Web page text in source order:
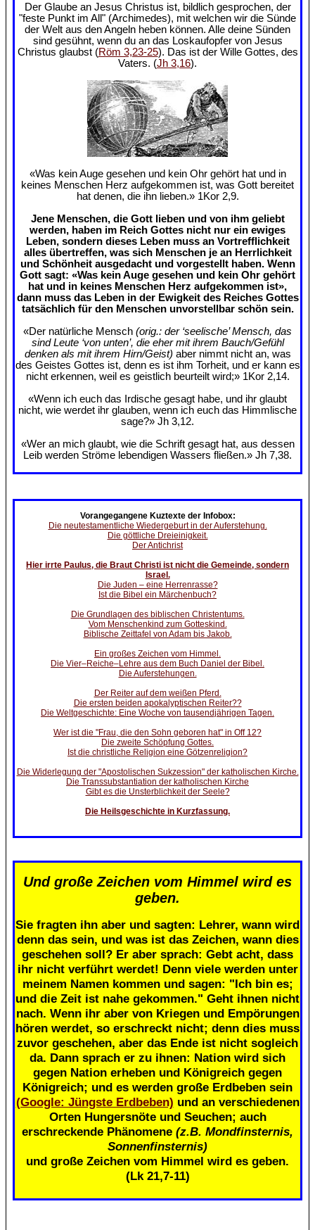
Der Glaube an Jesus Christus ist, bildlich gesprochen, der
"feste Punkt im All" (Archimedes), mit welchen wir die Sünde
der Welt aus den Angeln heben können. Alle deine Sünden
sind gesühnt, wenn du an das Loskaufopfer von Jesus
Christus glaubst (Röm 3,23-25). Das ist der Wille Gottes, des
Vaters. (Jh 3,16).
«Was kein Auge gesehen und kein Ohr gehört hat und in
keines Menschen Herz aufgekommen ist, was Gott bereitet
hat denen, die ihn lieben.» 1Kor 2,9.
Jene Menschen, die Gott lieben und von ihm geliebt
werden, haben im Reich Gottes nicht nur ein ewiges
Leben, sondern dieses Leben muss an Vortrefflichkeit
alles übertreffen, was sich Menschen je an Herrlichkeit
und Schönheit ausgedacht und vorgestellt haben. Wenn
Gott sagt: «Was kein Auge gesehen und kein Ohr gehört
hat und in keines Menschen Herz aufgekommen ist»,
dann muss das Leben in der Ewigkeit des Reiches Gottes
tatsächlich für den Menschen unvorstellbar schön sein.
«Der natürliche Mensch (orig.: der ‘seelische’ Mensch, das
sind Leute ‘von unten’, die eher mit ihrem Bauch/Gefühl
denken als mit ihrem Hirn/Geist) aber nimmt nicht an, was
des Geistes Gottes ist, denn es ist ihm Torheit, und er kann es
nicht erkennen, weil es geistlich beurteilt wird;» 1Kor 2,14.
«Wenn ich euch das Irdische gesagt habe, und ihr glaubt
nicht, wie werdet ihr glauben, wenn ich euch das Himmlische
sage?» Jh 3,12.
«Wer an mich glaubt, wie die Schrift gesagt hat, aus dessen
Leib werden Ströme lebendigen Wassers fließen.» Jh 7,38.
Vorangegangene Kuztexte der Infobox:
Die neutestamentliche Wiedergeburt in der Auferstehung.
Die göttliche Dreieinigkeit.
Der Antichrist
Hier irrte Paulus, die Braut Christi ist nicht die Gemeinde, sondern
Israel.
Die Juden – eine Herrenrasse?
Ist die Bibel ein Märchenbuch?
Die Grundlagen des biblischen Christentums.
Vom Menschenkind zum Gotteskind.
Biblische Zeittafel von Adam bis Jakob.
Ein großes Zeichen vom Himmel.
Die Vier–Reiche–Lehre aus dem Buch Daniel der Bibel.
Die Auferstehungen.
Der Reiter auf dem weißen Pferd.
Die ersten beiden apokalyptischen Reiter??
Die Weltgeschichte: Eine Woche von tausendjährigen Tagen.
Wer ist die "Frau, die den Sohn geboren hat" in Off 12?
Die zweite Schöpfung Gottes.
Ist die christliche Religion eine Götzenreligion?
Die Widerlegung der "Apostolischen Sukzession" der katholischen Kirche.
Die Transsubstantiation der katholischen Kirche
Gibt es die Unsterblichkeit der Seele?
Die Heilsgeschichte in Kurzfassung.
Und große Zeichen vom Himmel wird es
geben.
Sie fragten ihn aber und sagten: Lehrer, wann wird
denn das sein, und was ist das Zeichen, wann dies
geschehen soll? Er aber sprach: Gebt acht, dass
ihr nicht verführt werdet! Denn viele werden unter
meinem Namen kommen und sagen: "Ich bin es;
und die Zeit ist nahe gekommen." Geht ihnen nicht
nach. Wenn ihr aber von Kriegen und Empörungen
hören werdet, so erschreckt nicht; denn dies muss
zuvor geschehen, aber das Ende ist nicht sogleich
da. Dann sprach er zu ihnen: Nation wird sich
gegen Nation erheben und Königreich gegen
Königreich; und es werden große Erdbeben sein
(Google: Jüngste Erdbeben) und an verschiedenen
Orten Hungersnöte und Seuchen; auch
erschreckende Phänomene (z.B. Mondfinsternis,
Sonnenfinsternis)
und große Zeichen vom Himmel wird es geben.
(Lk 21,7-11)